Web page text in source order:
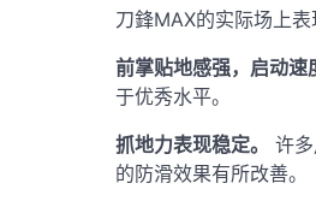
刀鋒MAX的实际场上表
前掌贴地感强，启动速
于优秀水平。
抓地力表现稳定。
许
的防滑效果有所改善。